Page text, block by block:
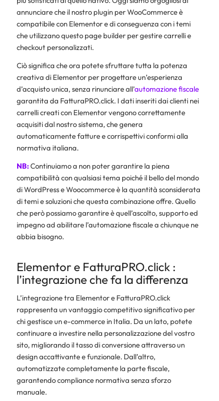
annunciare che il nostro plugin per WooCommerce è
compatibile con Elementor e di conseguenza con i temi
che utilizzano questo page builder per gestire carrelli e
checkout personalizzati.
Ciò significa che ora potete sfruttare tutta la potenza
creativa di Elementor per progettare un’esperienza
d’acquisto unica, senza rinunciare all’automazione fiscale
garantita da FatturaPRO.click. I dati inseriti dai clienti nei
carrelli creati con Elementor vengono correttamente
acquisiti dal nostro sistema, che genera
automaticamente fatture e corrispettivi conformi alla
normativa italiana.
NB:Continuiamo a non poter garantire la piena
compatibilità con qualsiasi tema poiché il bello del mondo
di WordPress e Woocommerce è la quantità sconsiderata
di temi e soluzioni che questa combinazione offre. Quello
che però possiamo garantire è quell’ascolto, supporto ed
impegno ad abilitare l’automazione fiscale a chiunque ne
abbia bisogno.
Elementor e FatturaPRO.click :
l’integrazione che fa la differenza
L’integrazione tra Elementor e FatturaPRO.click
rappresenta un vantaggio competitivo significativo per
chi gestisce un e-commerce in Italia. Da un lato, potete
continuare a investire nella personalizzazione del vostro
sito, migliorando il tasso di conversione attraverso un
design accattivante e funzionale. Dall’altro,
automatizzate completamente la parte fiscale,
garantendo compliance normativa senza sforzo
manuale.